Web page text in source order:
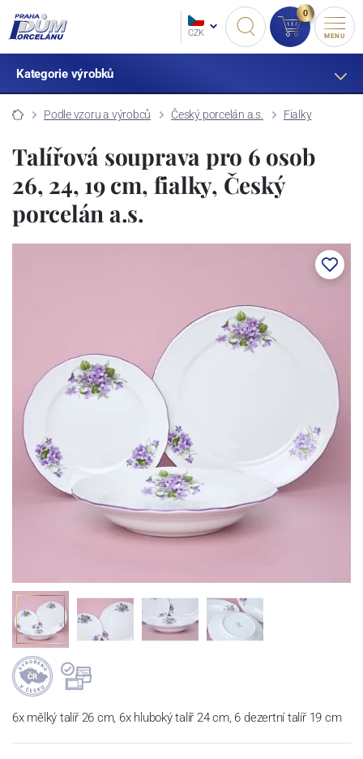
CZK
0
MENU
Kategorie výrobků
Podle vzoru a výrobců Český porcelán a.s. Fialky
Talířová souprava pro 6 osob
26, 24, 19 cm, fialky, Český
porcelán a.s.
6x mělký talíř 26 cm, 6x hluboký talíř 24 cm, 6 dezertní talíř 19 cm